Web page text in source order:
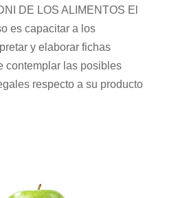
DE LOS ALIMENTOS El
es capacitar a los
y elaborar fichas
contemplar las posibles
respecto a su producto